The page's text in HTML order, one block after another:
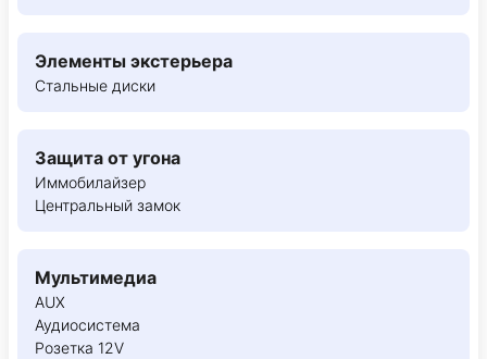
Элементы экстерьера
Стальные диски
Защита от угона
Иммобилайзер
Центральный замок
Мультимедиа
AUX
Аудиосистема
Розетка 12V